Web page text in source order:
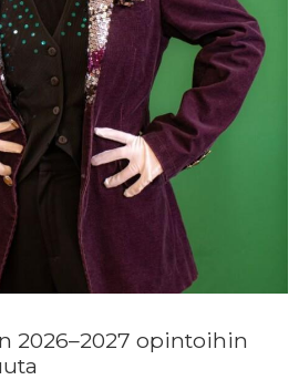
2026–2027 opintoihin